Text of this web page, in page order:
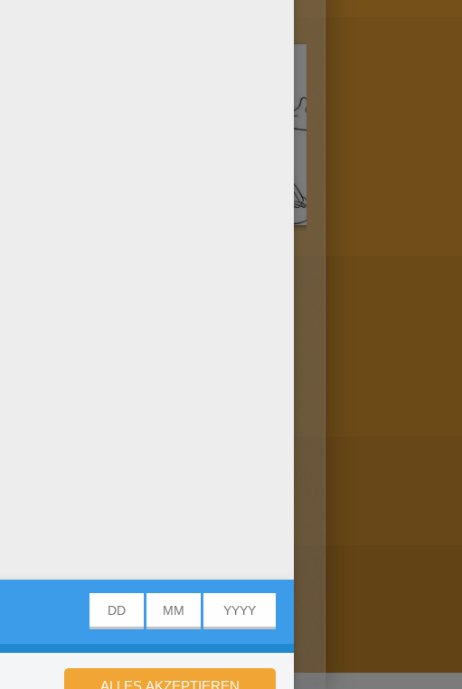
du hier: Pinocchio zum Ausmalen!
Lieblingsfarben aus! Auf